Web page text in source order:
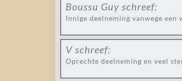
Boussu Guy schreef:
Innige deelneming vanwege een
V schreef:
Oprechte deelneming en veel